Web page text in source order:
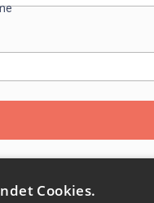
Cookies.